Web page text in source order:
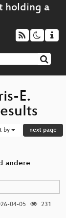
E.
by next page
andere
04-05
231